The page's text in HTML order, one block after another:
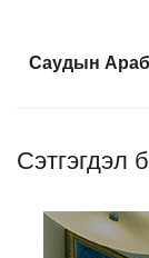
Саудын
Сэтгэгдэл